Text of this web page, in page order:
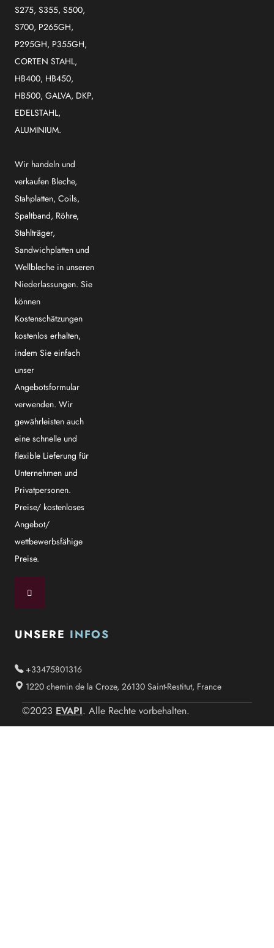
S275, S355, S500,
S700, P265GH,
P295GH, P355GH,
CORTEN STAHL,
HB400, HB450,
HB500, GALVA, DKP,
EDELSTAHL,
ALUMINIUM.
Wir handeln und
verkaufen Bleche,
Stahplatten, Coils,
Spaltband, Röhre,
Stahlträger,
Sandwichplatten und
Wellbleche in unseren
Niederlassungen. Sie
können
Kostenschätzungen
kostenlos erhalten,
indem Sie einfach
unser
Angebotsformular
verwenden. Wir
gewährleisten auch
eine schnelle und
flexible Lieferung für
Unternehmen und
Privatpersonen.
Preise/ kostenloses
Angebot/
wettbewerbsfähige
Preise.
UNSERE INFOS
+33475801316
1220 chemin de la Croze, 26130 Saint-Restitut, France
©2023 EVAPI. Alle Rechte vorbehalten.